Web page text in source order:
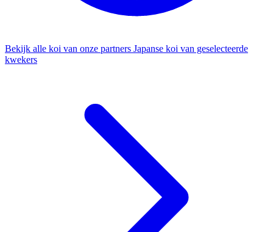
Bekijk alle koi van onze partners Japanse koi van geselecteerde
kwekers